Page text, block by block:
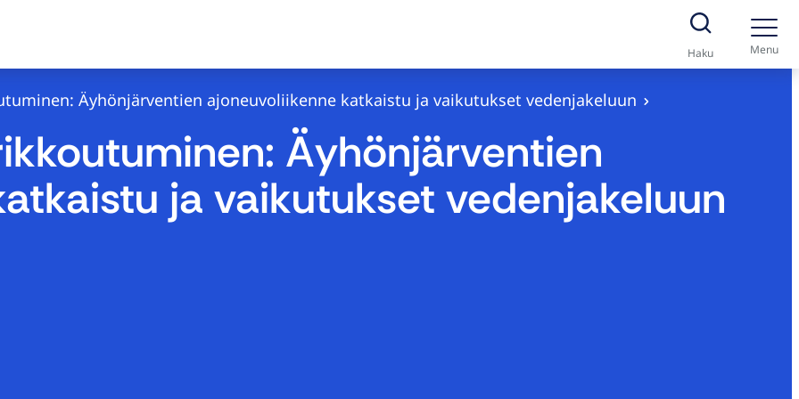
Haku Menu
Äyhönjärventien ajoneuvoliikenne katkaistu ja vaikutukset vedenjakeluun
Äyhönjärventien
ja vaikutukset vedenjakeluun